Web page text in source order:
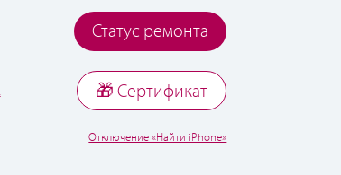
Статус ремонта
🎁 Cертификат
Отключение «Найти iPhone»